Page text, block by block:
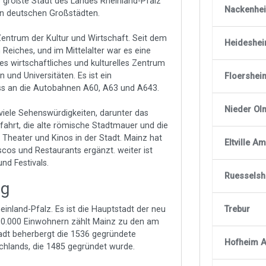
deutschen Großstädten.
der Kultur und Wirtschaft. Seit dem
und im Mittelalter war es eine
wirtschaftliches und kulturelles Zentrum
und Universitäten. Es ist ein
an die Autobahnen A60, A63 und A643.
Sehenswürdigkeiten, darunter das
die alte römische Stadtmauer und die
und Kinos in der Stadt. Mainz hat
und Restaurants ergänzt. weiter ist
Festivals.
Pfalz. Es ist die Hauptstadt der neu
Einwohnern zählt Mainz zu den am
beherbergt die 1536 gegründete
die 1485 gegründet wurde.
Nieder
Eltville
Trebur
Hofheim